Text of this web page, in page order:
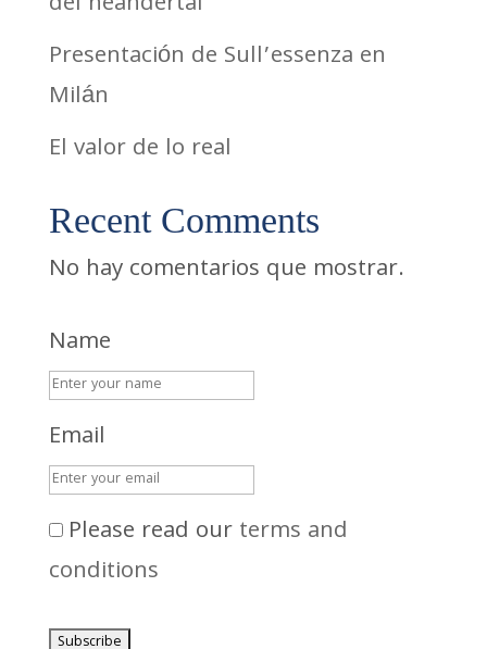
Presentación de Sull’essenza en
Milán
El valor de lo real
Recent Comments
No hay comentarios que mostrar.
Name
Email
Please read our terms and
conditions